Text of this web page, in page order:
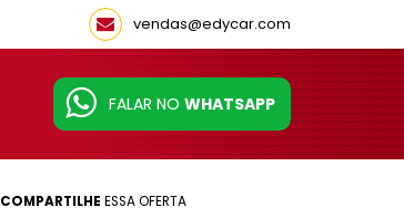
vendas@edycar.com
FALAR NO WHATSAPP
COMPARTILHE ESSA OFERTA